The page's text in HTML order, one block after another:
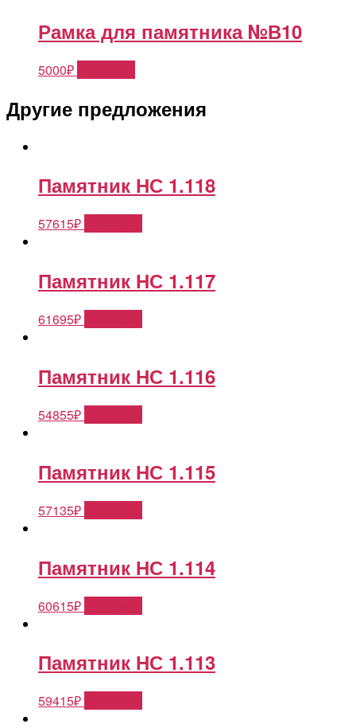
Рамка для памятника №В10
5000₽
Другие предложения
Памятник НС 1.118
57615₽
Памятник НС 1.117
61695₽
Памятник НС 1.116
54855₽
Памятник НС 1.115
57135₽
Памятник НС 1.114
60615₽
Памятник НС 1.113
59415₽